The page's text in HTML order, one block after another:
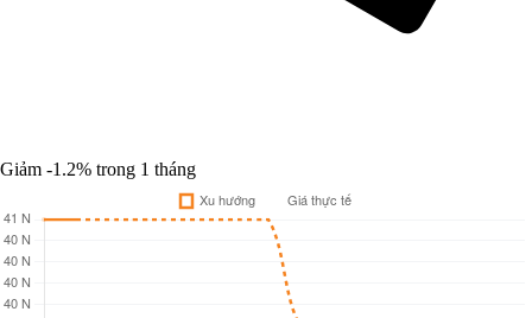
Giảm -1.2% trong 1 tháng